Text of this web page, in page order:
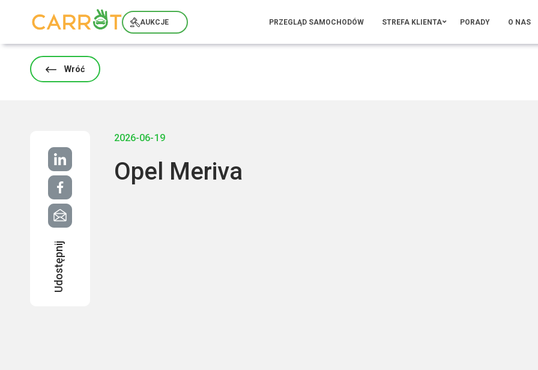
AUKCJE PRZEGLĄD SAMOCHODÓW STREFA KLIENTA PORADY O NAS
Wróć
2026-06-19
Opel Meriva